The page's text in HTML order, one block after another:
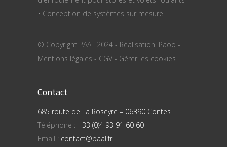
• Conception de systèmes sur mesure
© Copyright PAAL 2024 - Réalisation iPaoo -
Mentions légales - CGV - Gérer les cookies
Contact
685 route de La Roseyre – 06390 Contes
Téléphone : +33 (0)4 93 91 60 60
Email : contact@paal.fr